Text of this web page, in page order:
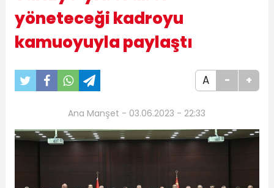
yöneteceği kadroyu
kamuoyuyla paylaştı
A - +
Ana Manşet - 03.06.2023 - 22:33